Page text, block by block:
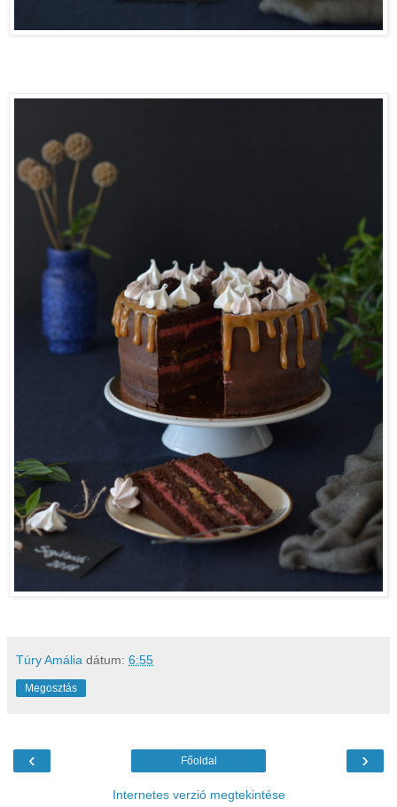
Túry Amália dátum: 6:55
Megosztás
‹ ›
Főoldal
Internetes verzió megtekintése